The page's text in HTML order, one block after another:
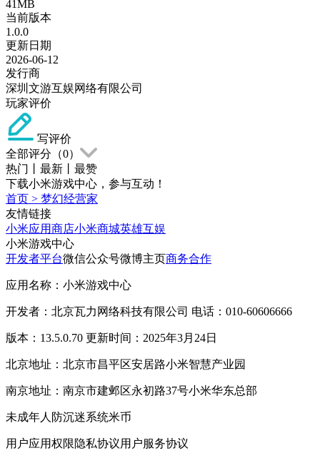
41MB
当前版本
1.0.0
更新日期
2026-06-12
发行商
深圳文游互娱网络有限公司
玩家评价
写评价
全部评分（0）
热门
最新
最赞
下载小米游戏中心，参与互动！
首页 > 梦幻经营家
友情链接
小米应用商店小米商城英雄互娱
小米游戏中心
开发者平台微信公众号微博主页商务合作
应用名称：小米游戏中心
开发者：北京瓦力网络科技有限公司 电话：010-60606666
版本：13.5.0.70 更新时间：2025年3月24日
北京地址：北京市昌平区安居路小米智慧产业园
南京地址：南京市建邺区永初路37号小米华东总部
未成年人防沉迷系统米币
用户应用权限隐私协议用户服务协议